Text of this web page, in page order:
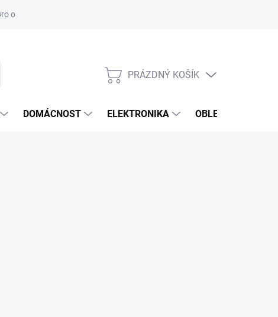
odstoupení od smlouvy
NÁKUPNÍ
PRÁZDNÝ KOŠÍK
DOMÁCNOST ELEKTRONIKA OBLEČENÍ, OBUV